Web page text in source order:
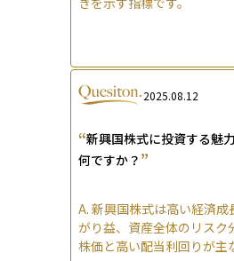
2025.08.12
“新興国株式に投資する魅
何ですか？ ”
A. 新興国株式は高い経済成
がり益、資産全体のリスク
株価と高い配当利回りが主